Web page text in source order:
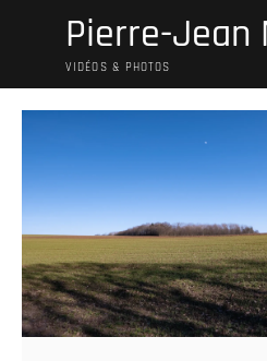
Pierre-Jean
VIDÉOS & PHOTOS